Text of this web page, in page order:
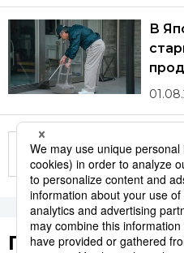
В
Другие
Популярные